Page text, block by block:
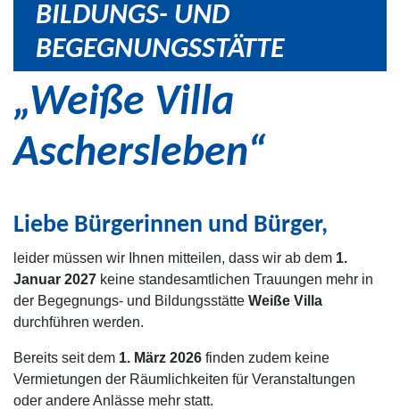
BILDUNGS- UND
BEGEGNUNGS­STÄTTE
„Weiße Villa
Aschersleben“
Liebe Bürgerinnen und Bürger,
leider müssen wir Ihnen mitteilen, dass wir ab dem 1.
Januar 2027 keine standesamtlichen Trauungen mehr in
der Begegnungs- und Bildungsstätte Weiße Villa
durchführen werden.
Bereits seit dem 1. März 2026 finden zudem keine
Vermietungen der Räumlichkeiten für Veranstaltungen
oder andere Anlässe mehr statt.